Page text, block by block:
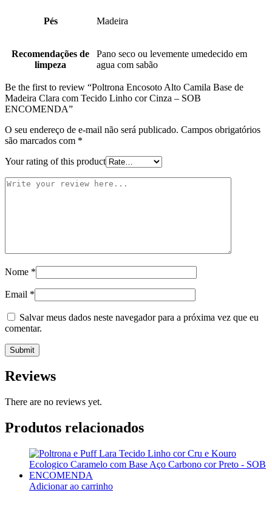
Pés Madeira
Recomendações de
limpeza
Pano seco ou levemente umedecido em
agua com sabão
Be the first to review “Poltrona Encosoto Alto Camila Base de
Madeira Clara com Tecido Linho cor Cinza – SOB
ENCOMENDA”
O seu endereço de e-mail não será publicado. Campos obrigatórios
são marcados com *
Your rating of this product
Nome *
Email *
Salvar meus dados neste navegador para a próxima vez que eu
comentar.
Reviews
There are no reviews yet.
Produtos relacionados
Adicionar ao carrinho